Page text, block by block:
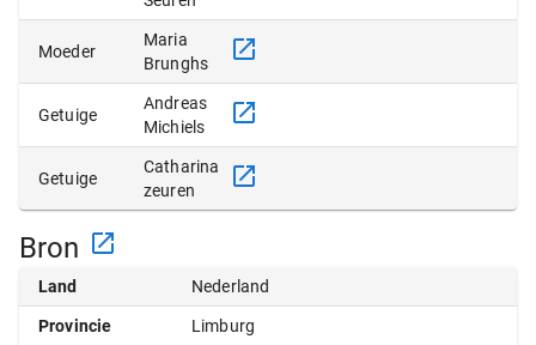
Moeder
Maria
Brunghs
Getuige
Andreas
Michiels
Getuige
Catharina
zeuren
Bron
Land Nederland
Provincie Limburg